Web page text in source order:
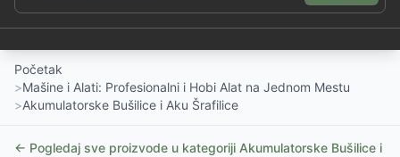
Početak
>Mašine i Alati: Profesionalni i Hobi Alat na Jednom Mestu
>Akumulatorske Bušilice i Aku Šrafilice
← Pogledaj sve proizvode u kategoriji Akumulatorske Bušilice i